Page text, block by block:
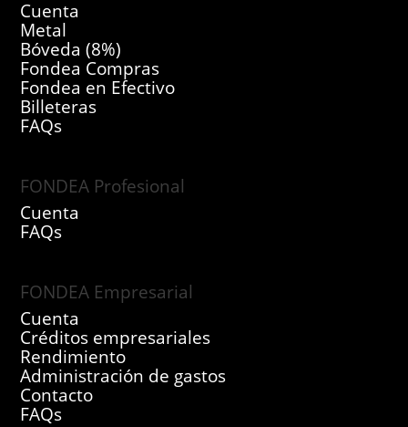
Cuenta
Metal
Bóveda (8%)
Fondea Compras
Fondea en Efectivo
Billeteras
FAQs
FONDEA Profesional
Cuenta
FAQs
FONDEA Empresarial
Cuenta
Créditos empresariales
Rendimiento
Administración de gastos
Contacto
FAQs